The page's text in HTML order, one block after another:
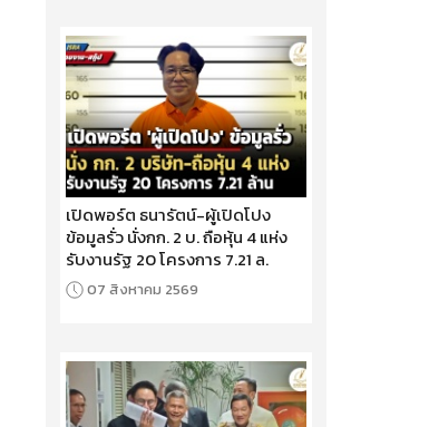
เปิดพอร์ต ธนารัตน์-ผู้เปิดโปง
ข้อมูลรั่ว นั่งกก. 2 บ. ถือหุ้น 4 แห่ง
รับงานรัฐ 20 โครงการ 7.21 ล.
07 สิงหาคม 2569